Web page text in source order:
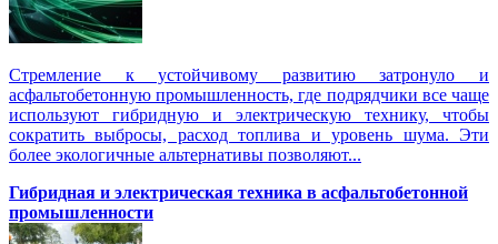
Стремление к устойчивому развитию затронуло и
асфальтобетонную промышленность, где подрядчики все чаще
используют гибридную и электрическую технику, чтобы
сократить выбросы, расход топлива и уровень шума. Эти
более экологичные альтернативы позволяют...
Гибридная и электрическая техника в асфальтобетонной
промышленности